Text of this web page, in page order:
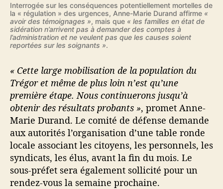
Interrogée sur les conséquences potentiellement mortelles de
la « régulation » des urgences, Anne-Marie Durand affirme «
avoir des témoignages », mais que « les familles en état de
sidération n’arrivent pas à demander des comptes à
l’administration et ne veulent pas que les causes soient
reportées sur les soignants ».
« Cette large mobilisation de la population du
Trégor et même de plus loin n’est qu’une
première étape. Nous continuerons jusqu’à
obtenir des résultats probants », promet Anne-
Marie Durand. Le comité de défense demande
aux autorités l’organisation d’une table ronde
locale associant les citoyens, les personnels, les
syndicats, les élus, avant la fin du mois. Le
sous-préfet sera également sollicité pour un
rendez-vous la semaine prochaine.